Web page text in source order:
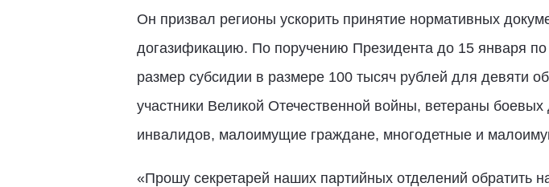
Он призвал регионы ускорить принятие нормативных
догазификацию. По поручению Президента до 15 января
размер субсидии в размере 100 тысяч рублей для девяти
участники Великой Отечественной войны, ветераны
инвалидов, малоимущие граждане, многодетные и
«Прошу секретарей наших партийных отделений